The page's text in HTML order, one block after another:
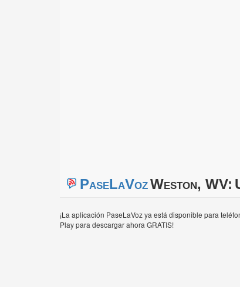
PaseLaVozWeston, WV:
¡La aplicación PaseLaVoz ya está disponible para
Play para descargar ahora GRATIS!